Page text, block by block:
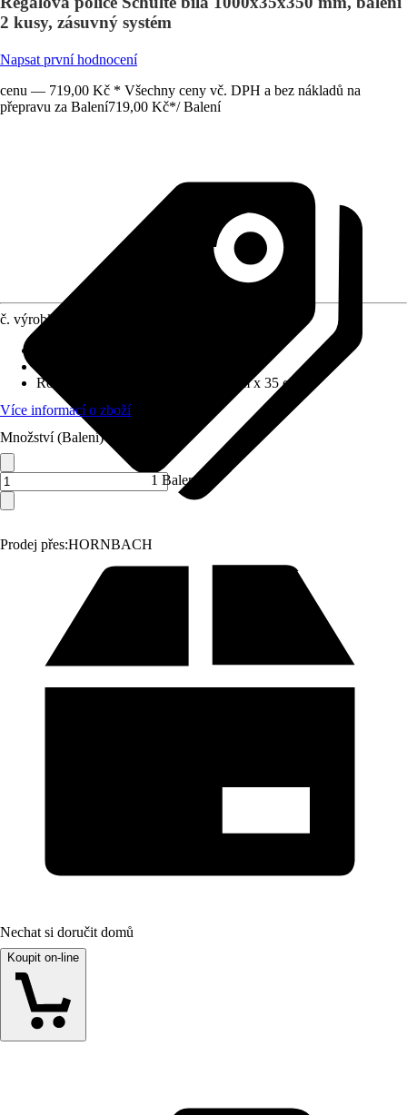
2 kusy, zásuvný systém
Napsat první hodnocení
cenu — 719,00 Kč * Všechny ceny vč. DPH a bez nákladů na
přepravu za Balení719,00 Kč*/ Balení
Prodej přes:HORNBACH
č. výrobku
Rozměry (ŠxVxH)
100 cm x 3.5 cm x 35 cm
Více informací o zboží
Množství (Balení)
1 Balení
Nechat si doručit domů
Koupit on-line